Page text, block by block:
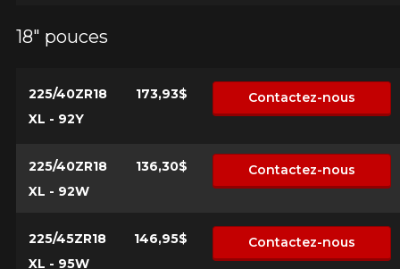
18" pouces
225/40ZR18
XL - 92Y
173,93$ Contactez-nous
225/40ZR18
XL - 92W
136,30$ Contactez-nous
225/45ZR18
XL - 95W
146,95$ Contactez-nous